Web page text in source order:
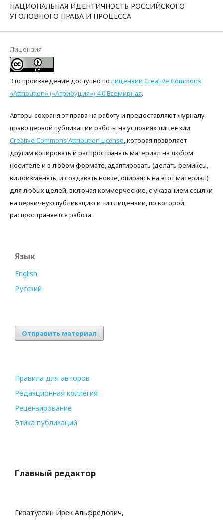
НАЦИОНАЛЬНАЯ ИДЕНТИЧНОСТЬ РОССИЙСКОГО
УГОЛОВНОГО ПРАВА И ПРОЦЕССА
Лицензия
Это произведение доступно по лицензии Creative Commons
«Attribution» («Атрибуция») 4.0 Всемирная.
Авторы сохраняют права на работу и предоставляют журналу
право первой публикации работы на условиях лицензии
Creative Commons Attribution License, которая позволяет
другим копировать и распространять материал на любом
носителе и в любом формате, адаптировать (делать ремиксы,
видоизменять, и создавать новое, опираясь на этот материал)
для любых целей, включая коммерческие, с указанием ссылки
на первичную публикацию и тип лицензии, по которой
распространяется работа.
Язык
English
Русский
Отправить материал
Правила для авторов
Редакционная коллегия
Рецензирование
Этика публикаций
Главный редактор
Гизатуллин Ирек Альфредович,